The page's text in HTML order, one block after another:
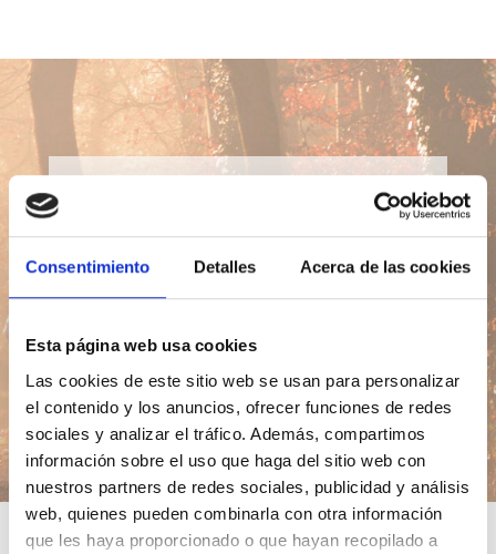
Consentimiento Detalles Acerca de las cookies
Esta página web usa cookies
Las cookies de este sitio web se usan para personalizar
el contenido y los anuncios, ofrecer funciones de redes
sociales y analizar el tráfico. Además, compartimos
información sobre el uso que haga del sitio web con
nuestros partners de redes sociales, publicidad y análisis
web, quienes pueden combinarla con otra información
que les haya proporcionado o que hayan recopilado a
Introducción Índice